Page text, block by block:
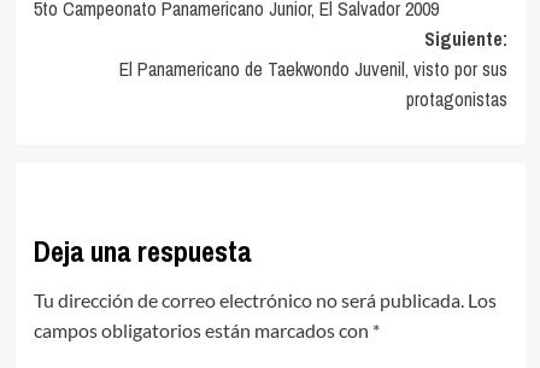
de
entradas
5to Campeonato Panamericano Junior, El Salvador 2009
Siguiente:
El Panamericano de Taekwondo Juvenil, visto por sus
protagonistas
Deja una respuesta
Tu dirección de correo electrónico no será publicada. Los
campos obligatorios están marcados con *